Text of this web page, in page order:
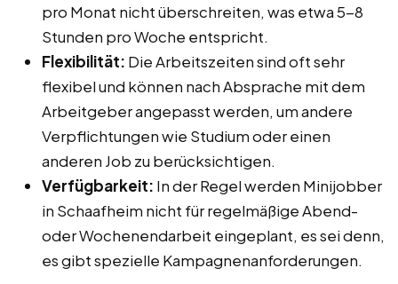
pro Monat nicht überschreiten, was etwa 5-8
Stunden pro Woche entspricht.
Flexibilität: Die Arbeitszeiten sind oft sehr
flexibel und können nach Absprache mit dem
Arbeitgeber angepasst werden, um andere
Verpflichtungen wie Studium oder einen
anderen Job zu berücksichtigen.
Verfügbarkeit: In der Regel werden Minijobber
in Schaafheim nicht für regelmäßige Abend-
oder Wochenendarbeit eingeplant, es sei denn,
es gibt spezielle Kampagnenanforderungen.